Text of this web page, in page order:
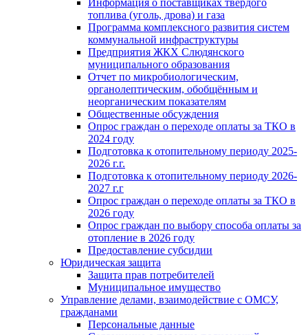
Информация о поставщиках твердого
топлива (уголь, дрова) и газа
Программа комплексного развития систем
коммунальной инфраструктуры
Предприятия ЖКХ Слюдянского
муниципального образования
Отчет по микробиологическим,
органолептическим, обобщённым и
неорганическим показателям
Общественные обсуждения
Опрос граждан о переходе оплаты за ТКО в
2024 году
Подготовка к отопительному периоду 2025-
2026 г.г.
Подготовка к отопительному периоду 2026-
2027 г.г
Опрос граждан о переходе оплаты за ТКО в
2026 году
Опрос граждан по выбору способа оплаты за
отопление в 2026 году
Предоставление субсидии
Юридическая защита
Защита прав потребителей
Муниципальное имущество
Управление делами, взаимодействие с ОМСУ,
гражданами
Персональные данные